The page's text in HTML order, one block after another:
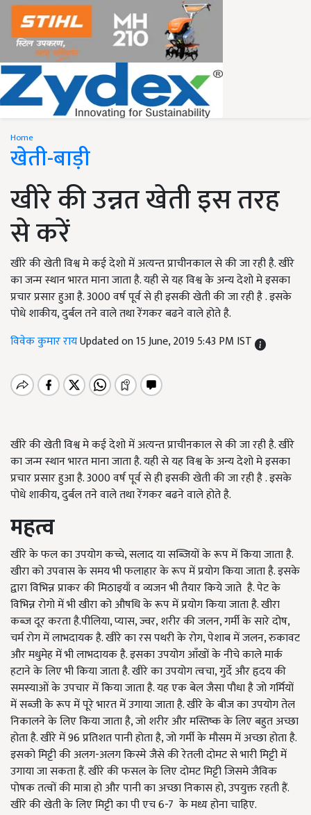
Home
खेती-बाड़ी
खीरे की उन्नत खेती इस तरह
से करें
खीरे की खेती विश्व मे कई देशो में अत्यन्त प्राचीनकाल से की जा रही है. खीरे
का जन्म स्थान भारत माना जाता है. यही से यह विश्व के अन्य देशो मे इसका
प्रचार प्रसार हुआ है. 3000 वर्ष पूर्व से ही इसकी खेती की जा रही है . इसके
पोधे शाकीय, दुर्बल तने वाले तथा रेंगकर बढने वाले होते है.
विवेक कुमार रायUpdated on 15 June, 2019 5:43 PM IST
खीरे की खेती विश्व मे कई देशो में अत्यन्त प्राचीनकाल से की जा रही है. खीरे
का जन्म स्थान भारत माना जाता है. यही से यह विश्व के अन्य देशो मे इसका
प्रचार प्रसार हुआ है. 3000 वर्ष पूर्व से ही इसकी खेती की जा रही है . इसके
पोधे शाकीय, दुर्बल तने वाले तथा रेंगकर बढने वाले होते है.
महत्व
खीरे के फल का उपयोग कच्चे, सलाद या सब्जियों के रूप में किया जाता है.
खीरा को उपवास के समय भी फलाहार के रूप में प्रयोग किया जाता है. इसके
द्वारा विभिन्न प्राकर की मिठाइयाँ व व्यजन भी तैयार किये जाते है. पेट के
विभिन्न रोगो में भी खीरा को औषधि के रूप में प्रयोग किया जाता है. खीरा
कब्ज़ दूर करता है.पीलिया, प्यास, ज्वर, शरीर की जलन, गर्मी के सारे दोष,
चर्म रोग में लाभदायक है. खीरे का रस पथरी के रोग, पेशाब में जलन, रुकावट
और मधुमेह में भी लाभदायक है. इसका उपयोग आँखों के नीचे काले मार्क
हटाने के लिए भी किया जाता है. खीरे का उपयोग त्वचा, गुर्दे और हृदय की
समस्याओं के उपचार में किया जाता है. यह एक बेल जैसा पौधा है जो गर्मियों
में सब्जी के रूप में पूरे भारत में उगाया जाता है. खीरे के बीज का उपयोग तेल
निकालने के लिए किया जाता है, जो शरीर और मस्तिष्क के लिए बहुत अच्छा
होता है. खीरे में 96 प्रतिशत पानी होता है, जो गर्मी के मौसम में अच्छा होता है.
इसको मिट्टी की अलग-अलग किस्मे जैसे की रेतली दोमट से भारी मिट्टी में
उगाया जा सकता हैं. खीरे की फसल के लिए दोमट मिट्टी जिसमे जैविक
पोषक तत्वों की मात्रा हो और पानी का अच्छा निकास हो, उपयुक्त रहती हैं.
खीरे की खेती के लिए मिट्टी का पी एच 6-7 के मध्य होना चाहिए.